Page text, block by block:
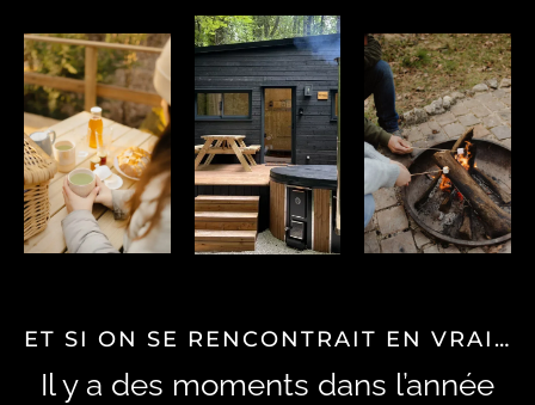
ET SI ON SE RENCONTRAIT EN VRAI…
Il y a des moments dans l’année